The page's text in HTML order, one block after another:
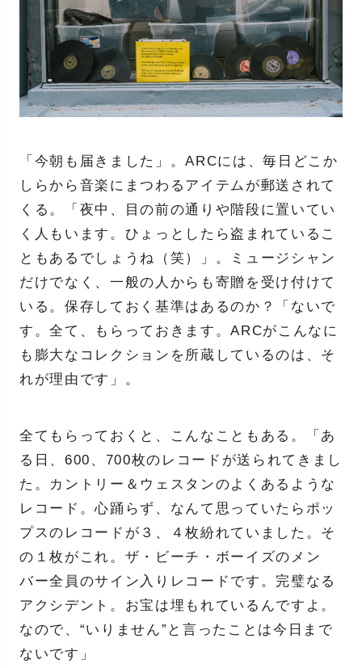
「今朝も届きました」。ARCには、毎日どこか
しらから音楽にまつわるアイテムが郵送されて
くる。「夜中、目の前の通りや階段に置いてい
く人もいます。ひょっとしたら盗まれているこ
ともあるでしょうね（笑）」。ミュージシャン
だけでなく、一般の人からも寄贈を受け付けて
いる。保存しておく基準はあるのか？「ないで
す。全て、もらっておきます。ARCがこんなに
も膨大なコレクションを所蔵しているのは、そ
れが理由です」。
全てもらっておくと、こんなこともある。「あ
る日、600、700枚のレコードが送られてきまし
た。カントリー＆ウェスタンのよくあるような
レコード。心踊らず、なんて思っていたらポッ
プスのレコードが３、４枚紛れていました。そ
の１枚がこれ。ザ・ビーチ・ボーイズのメン
バー全員のサイン入りレコードです。完璧なる
アクシデント。お宝は埋もれているんですよ。
なので、“いりません”と言ったことは今日まで
ないです」